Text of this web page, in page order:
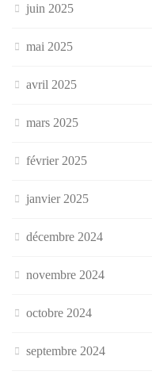
juin 2025
mai 2025
avril 2025
mars 2025
février 2025
janvier 2025
décembre 2024
novembre 2024
octobre 2024
septembre 2024